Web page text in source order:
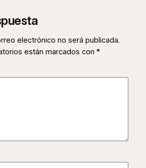
electrónico no será publicada.
están marcados con *